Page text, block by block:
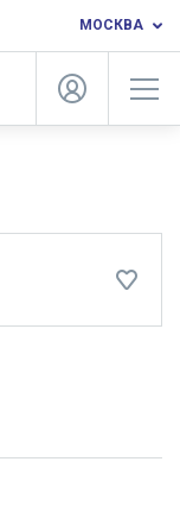
МОСКВА